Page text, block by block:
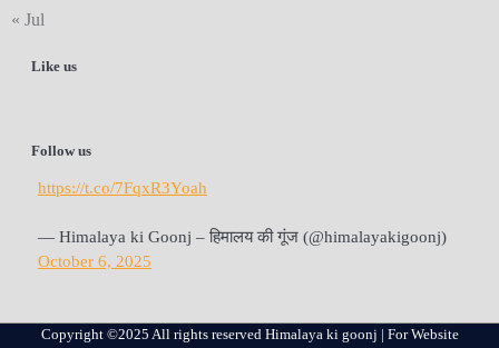
« Jul
Like us
Follow us
https://t.co/7FqxR3Yoah
— Himalaya ki Goonj – हिमालय की गूंज (@himalayakigoonj)
October 6, 2025
Copyright ©2025 All rights reserved Himalaya ki goonj | For Website